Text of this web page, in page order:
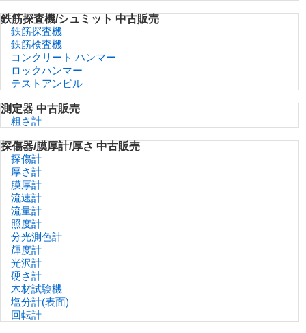
鉄筋探査機/シュミット 中古販売
鉄筋探査機
鉄筋検査機
コンクリート ハンマー
ロックハンマー
テストアンビル
測定器 中古販売
粗さ計
探傷器/膜厚計/厚さ 中古販売
探傷計
厚さ計
膜厚計
流速計
流量計
照度計
分光測色計
輝度計
光沢計
硬さ計
木材試験機
塩分計(表面)
回転計